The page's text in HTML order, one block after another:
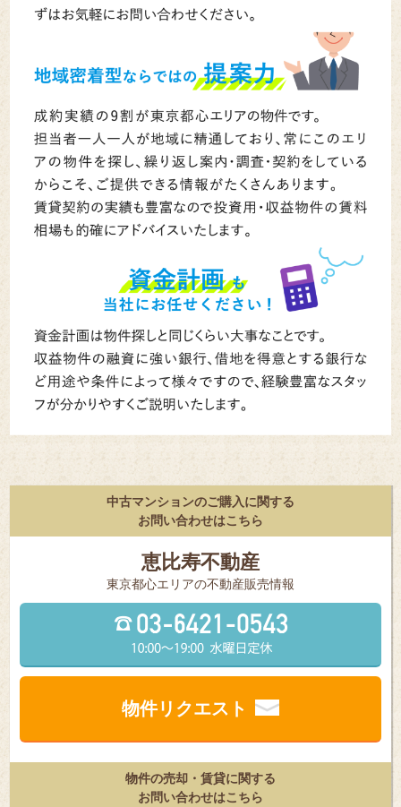
中古マンションのご購入に関する
お問い合わせはこちら
恵比寿不動産
東京都⼼エリアの不動産販売情報
物件リクエスト
物件の売却・賃貸に関する
お問い合わせはこちら